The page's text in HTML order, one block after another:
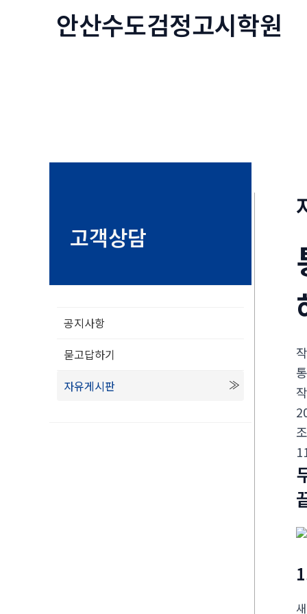
안산수도검정고시학원
고객상담
공지사항
묻고답하기
자유게시판